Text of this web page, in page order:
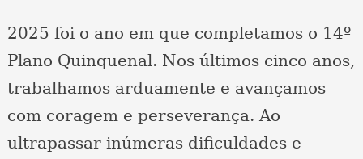
2025 foi o ano em que completamos o 14º
Plano Quinquenal. Nos últimos cinco anos,
trabalhamos arduamente e avançamos
com coragem e perseverança. Ao
ultrapassar inúmeras dificuldades e